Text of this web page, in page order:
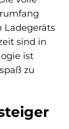
Ladegeräts
sind in
ist
zu